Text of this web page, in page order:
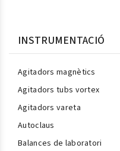
INSTRUMENTACIÓ
Agitadors magnètics
Agitadors tubs vortex
Agitadors vareta
Autoclaus
Balances de laboratori